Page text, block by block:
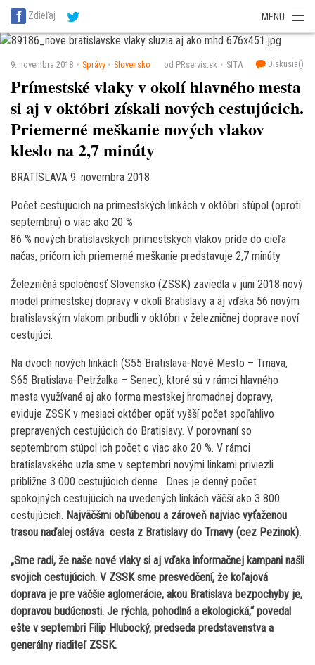
SITA Energetika
SITA Potravinárstvo
Zdieľaj MENU
9. novembra 2018 Správy Slovensko od PRservis.sk SITA Diskusia()
Prímestské vlaky v okolí hlavného mesta
si aj v októbri získali nových cestujúcich.
Priemerné meškanie nových vlakov
kleslo na 2,7 minúty
BRATISLAVA 9. novembra 2018
Počet cestujúcich na prímestských linkách v októbri stúpol (oproti
septembru) o viac ako 20 %
86 % nových bratislavských prímestských vlakov príde do cieľa
načas, pričom ich priemerné meškanie predstavuje 2,7 minúty
Železničná spoločnosť Slovensko (ZSSK) zaviedla v júni 2018 nový
model prímestskej dopravy v okolí Bratislavy a aj vďaka 56 novým
bratislavským vlakom pribudli v októbri v železničnej doprave noví
cestujúci.
Na dvoch nových linkách (S55 Bratislava-Nové Mesto – Trnava,
S65 Bratislava-Petržalka – Senec), ktoré sú v rámci hlavného
mesta využívané aj ako forma mestskej hromadnej dopravy,
eviduje ZSSK v mesiaci október opäť vyšší počet spoľahlivo
prepravených cestujúcich do Bratislavy. V porovnaní so
septembrom stúpol ich počet o viac ako 20 %. V rámci
bratislavského uzla sme v septembri novými linkami priviezli
približne 3 000 cestujúcich denne. Dnes je denný počet
spokojných cestujúcich na uvedených linkách väčší ako 3 800
cestujúcich. Najväčšmi obľúbenou a zároveň najviac vyťaženou
trasou naďalej ostáva cesta z Bratislavy do Trnavy (cez Pezinok).
„Sme radi, že naše nové vlaky si aj vďaka informačnej kampani našli
svojich cestujúcich. V ZSSK sme presvedčení, že koľajová
doprava je pre väčšie aglomerácie, akou Bratislava bezpochyby je,
dopravou budúcnosti. Je rýchla, pohodlná a ekologická,“ povedal
ešte v septembri Filip Hlubocký, predseda predstavenstva a
generálny riaditeľ ZSSK.